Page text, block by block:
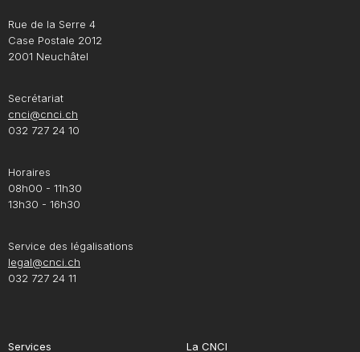
Rue de la Serre 4
Case Postale 2012
2001 Neuchâtel
Secrétariat
cnci@cnci.ch
032 727 24 10
Horaires
08h00 - 11h30
13h30 - 16h30
Service des légalisations
legal@cnci.ch
032 727 24 11
Services La CNCI